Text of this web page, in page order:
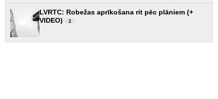
LVRTC: Robežas aprīkošana rit pēc plāniem (+
VIDEO)
2